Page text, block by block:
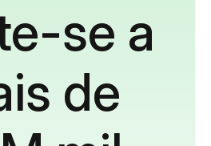
se a
de